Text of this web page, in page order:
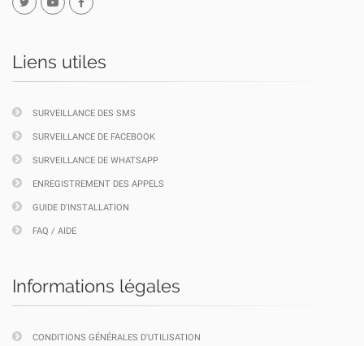
Liens utiles
SURVEILLANCE DES SMS
SURVEILLANCE DE FACEBOOK
SURVEILLANCE DE WHATSAPP
ENREGISTREMENT DES APPELS
GUIDE D'INSTALLATION
FAQ / AIDE
Informations légales
CONDITIONS GÉNÉRALES D'UTILISATION